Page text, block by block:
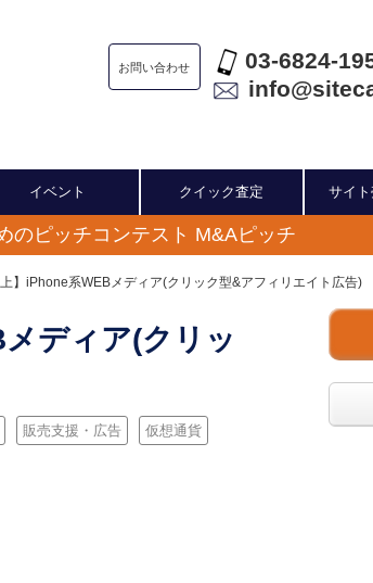
お問い合わせ 03-6824-
イベント クイック査定 サイ
のピッチコンテスト M&Aピッチ
】iPhone系WEBメディア(クリック型&アフィリエイト広告)
ディア(クリッ
販売支援・広告 仮想通貨